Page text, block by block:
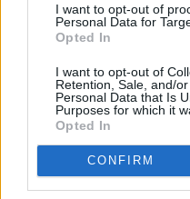
I want to opt-out of
Personal Data for
Opted In
I want to opt-out of
Retention, Sale, and/
Personal Data that Is
Purposes for which it
Opted In
CONFIRM